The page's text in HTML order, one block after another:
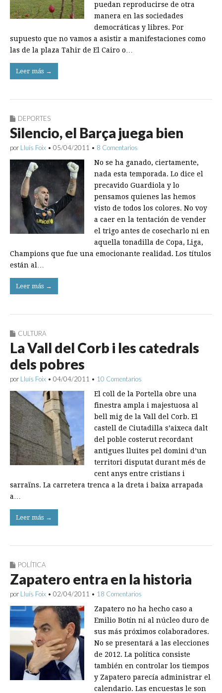
puedan reproducirse de otra
manera en las sociedades
democráticas y libres. Por
supuesto que no vamos a asistir a manifestaciones como
las de la plaza Tahir de El Cairo o…
Leer más →
DEPORTES
Silencio, el Barça juega bien
por Lluís Foix • 05/04/2011 • 8 Comentarios
No se ha ganado, ciertamente,
nada esta temporada. Lo dice el
precavido Guardiola y lo
pensamos quienes las hemos
visto de todos los colores. No voy
a caer en la tentación de vender
el trigo antes de cosecharlo ni en
aquella tonadilla de Copa, Liga,
Champions que fue una emocionante realidad. Los títulos
están al…
Leer más →
CULTURA
La Vall del Corb i les catedrals
dels pobres
por Lluís Foix • 04/04/2011 • 10 Comentarios
El coll de la Portella obre una
finestra ampla i majestuosa al
bell mig de la Vall del Corb. El
castell de Ciutadilla s’aixeca dalt
del poble costerut recordant
antigues lluites pel domini d’un
territori disputat durant més de
cent anys entre cristians i
sarraïns. La carretera trenca a la dreta i baixa arrapada
a…
Leer más →
POLÍTICA
Zapatero entra en la historia
por Lluís Foix • 02/04/2011 • 18 Comentarios
Zapatero no ha hecho caso a
Emilio Botín ni al núcleo duro de
sus más próximos colaboradores.
No se presentará a las elecciones
de 2012. La política consiste
también en controlar los tiempos
y Zapatero parecía administrar el
calendario. Las encuestas le son